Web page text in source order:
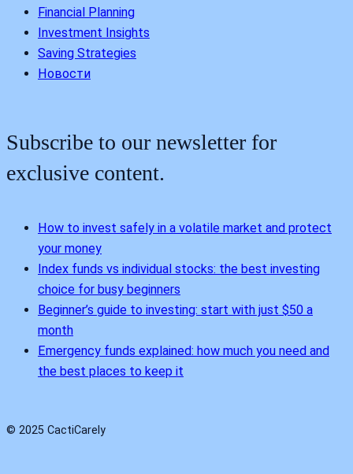
Financial Planning
Investment Insights
Saving Strategies
Новости
Subscribe to our newsletter for
exclusive content.
How to invest safely in a volatile market and protect
your money
Index funds vs individual stocks: the best investing
choice for busy beginners
Beginner’s guide to investing: start with just $50 a
month
Emergency funds explained: how much you need and
the best places to keep it
© 2025 CactiCarely